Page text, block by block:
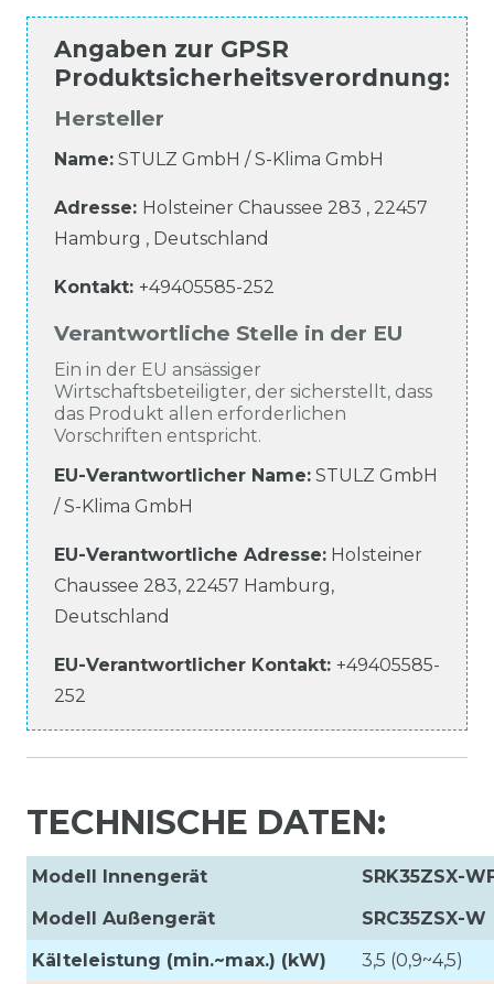
Angaben zur GPSR
Produktsicherheitsverordnung:
Hersteller
Name: STULZ GmbH / S-Klima GmbH
Adresse: Holsteiner Chaussee 283 , 22457
Hamburg , Deutschland
Kontakt: +49405585-252
Verantwortliche Stelle in der EU
Ein in der EU ansässiger
Wirtschaftsbeteiligter, der sicherstellt, dass
das Produkt allen erforderlichen
Vorschriften entspricht.
EU-Verantwortlicher Name: STULZ GmbH
/ S-Klima GmbH
EU-Verantwortliche Adresse: Holsteiner
Chaussee 283, 22457 Hamburg,
Deutschland
EU-Verantwortlicher Kontakt: +49405585-
252
TECHNISCHE DATEN:
Modell Innengerät
SRK35ZSX-
Modell Außengerät
SRC35ZSX-W
Kälteleistung (min.~max.) (kW)
3,5 (0,9~4,5)